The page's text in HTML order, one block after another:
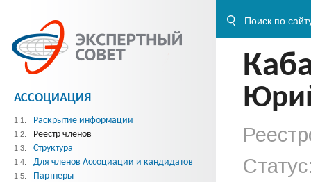
АССОЦИАЦИЯ
1.1. Раскрытие информации
1.2. Реестр членов
1.3. Структура
1.4. Для членов Ассоциации и кандидатов
1.5. Партнеры